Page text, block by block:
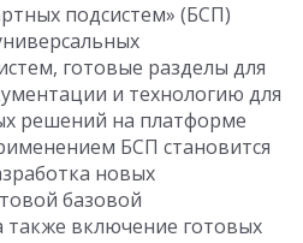
подсистем» (БСП)
готовые разделы для
и технологию для
решений на платформе
БСП становится
новых
базовой
включение готовых